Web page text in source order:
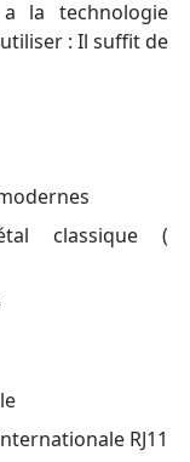
la technologie
: Il suffit de
classique (
RJ11